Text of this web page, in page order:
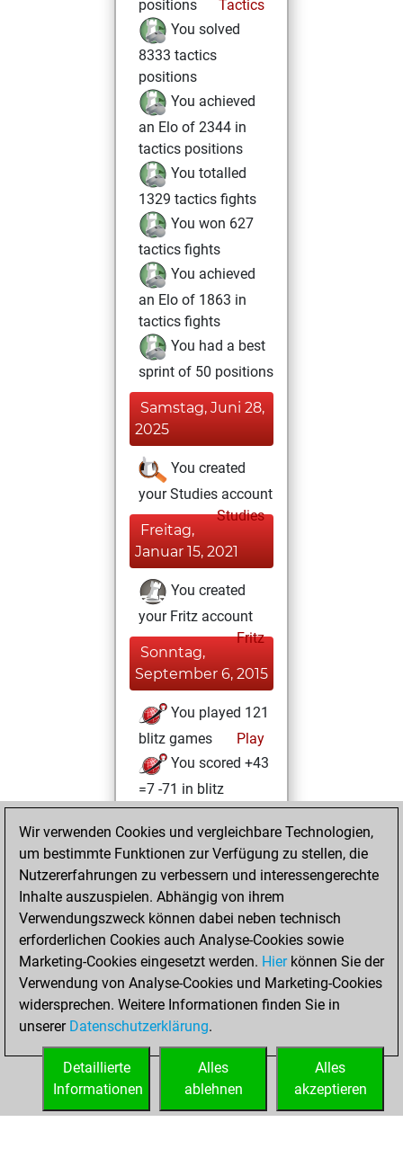
positions
Tactics
You solved
8333 tactics
positions
You achieved
an Elo of 2344 in
tactics positions
You totalled
1329 tactics fights
You won 627
tactics fights
You achieved
an Elo of 1863 in
tactics fights
You had a best
sprint of 50 positions
Samstag, Juni 28,
2025
You created
your Studies account
Studies
Freitag,
Januar 15, 2021
You created
your Fritz account
Fritz
Sonntag,
September 6, 2015
You played 121
blitz games
Play
You scored +43
=7 -71 in blitz
You played 274
bullet games
You scored +95
=2 -177 in bullet
Montag, August
31, 2015
You played 5
slow games
Play
You scored +4
=1 -0 in slow games
Wir verwenden Cookies und vergleichbare Technologien,
um bestimmte Funktionen zur Verfügung zu stellen, die
Nutzererfahrungen zu verbessern und interessengerechte
Inhalte auszuspielen. Abhängig von ihrem
Verwendungszweck können dabei neben technisch
erforderlichen Cookies auch Analyse-Cookies sowie
Marketing-Cookies eingesetzt werden. Hierkönnen Sie der
Verwendung von Analyse-Cookies und Marketing-Cookies
widersprechen. Weitere Informationen finden Sie in
unserer Datenschutzerklärung.
Alles
akzeptieren
Alles
ablehnen
Detaillierte
Informationen